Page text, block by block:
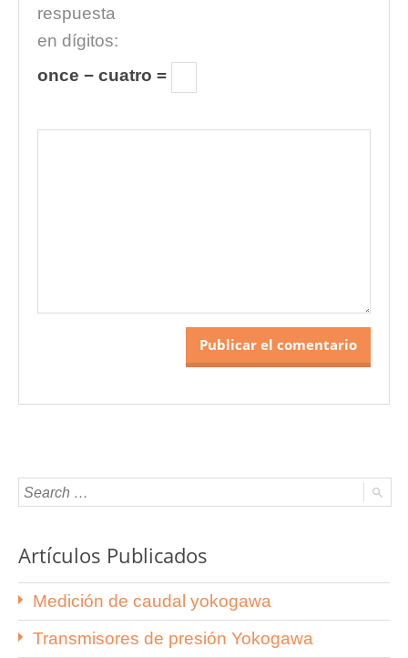
respuesta
en dígitos:
once − cuatro =
Artículos Publicados
Medición de caudal yokogawa
Transmisores de presión Yokogawa